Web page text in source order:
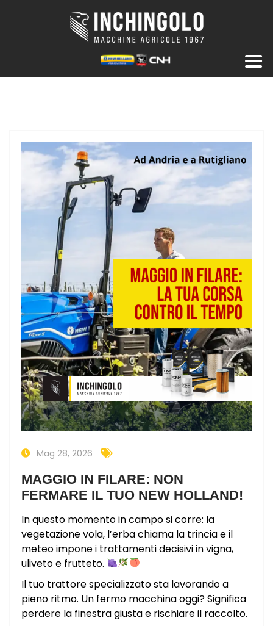
Mag 28, 2026
MAGGIO IN FILARE: NON
FERMARE IL TUO NEW HOLLAND!
In questo momento in campo si corre: la
vegetazione vola, l’erba chiama la trincia e il
meteo impone i trattamenti decisivi in vigna,
uliveto e frutteto.
Il tuo trattore specializzato sta lavorando a
pieno ritmo. Un fermo macchina oggi? Significa
perdere la finestra giusta e rischiare il raccolto.